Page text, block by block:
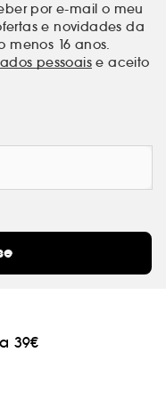
por e-mail o meu
e novidades da
16 anos.
pessoais e aceito
39€